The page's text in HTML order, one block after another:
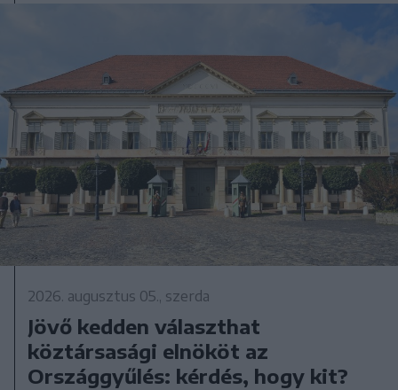
2026. augusztus 05., szerda
Jövő kedden választhat
köztársasági elnököt az
Országgyűlés: kérdés, hogy kit?